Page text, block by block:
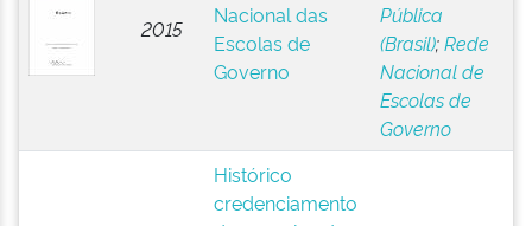
2015
Nacional das
Escolas de
Governo
Pública
(Brasil);Rede
Nacional de
Escolas de
Governo
Histórico
credenciamento